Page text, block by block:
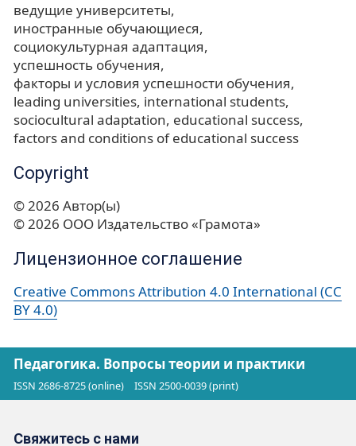
ведущие университеты
иностранные обучающиеся
социокультурная адаптация
успешность обучения
факторы и условия успешности обучения
leading universities international students
sociocultural adaptation educational success
factors and conditions of educational success
Copyright
© 2026 Автор(ы)
© 2026 ООО Издательство «Грамота»
Лицензионное соглашение
Creative Commons Attribution 4.0 International (CC
BY 4.0)
Педагогика. Вопросы теории и практики
ISSN 2686-8725 (online) ISSN 2500-0039 (print)
Свяжитесь с нами